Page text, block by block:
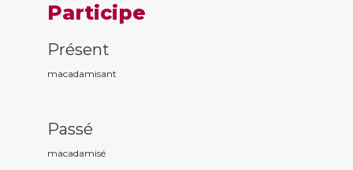
Participe
Présent
macadamisant
Passé
macadamisé